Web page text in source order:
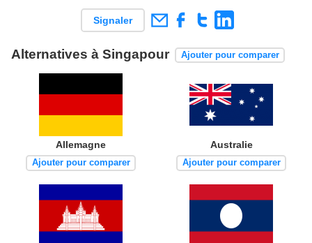
Signaler
Alternatives à Singapour Ajouter pour comparer
Allemagne
Ajouter pour comparer
Australie
Ajouter pour comparer